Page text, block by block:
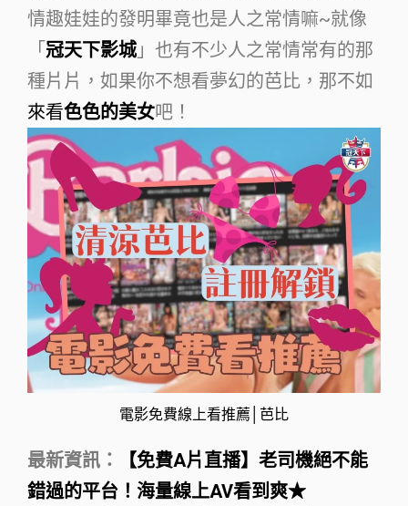
情趣娃娃的發明畢竟也是人之常情嘛~就像
「 冠天下影城」也有不少人之常情常有的那
種片片，如果你不想看夢幻的芭比，那不如
來看色色的美女吧！
電影免費線上看推薦│芭比
最新資訊：
【免費A片直播】老司機絕不能
錯過的平台！海量線上AV看到爽★